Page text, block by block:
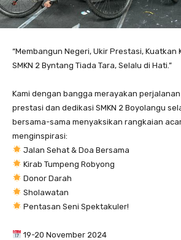
“Membangun Negeri, Ukir Prestasi, Kuatkan
SMKN 2 Byntang Tiada Tara, Selalu di Hati.”
Kami dengan bangga merayakan
prestasi dan dedikasi SMKN 2 Boyolangu
bersama-sama menyaksikan rangkaian
menginspirasi:
Jalan Sehat & Doa Bersama
Kirab Tumpeng Robyong
Donor Darah
Sholawatan
Pentasan Seni Spektakuler!
19-20 November 2024